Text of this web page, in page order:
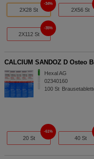
2X28 St
34%
2X56 St
2X112 St
35%
CALCIUM SANDOZ D Osteo
Hexal AG
02340160
100 St
20 St
61%
40 St